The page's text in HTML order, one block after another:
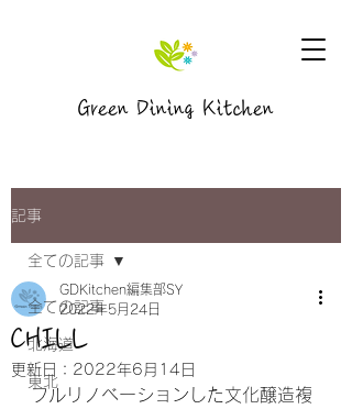
Green Dining Kitchen
記事
全ての記事
北海道
東北
全ての記事
CHILL
GDKitchen編集部SY
2022年5月24日
更新日： 2022年6月14日
フルリノベーションした文化醸造複